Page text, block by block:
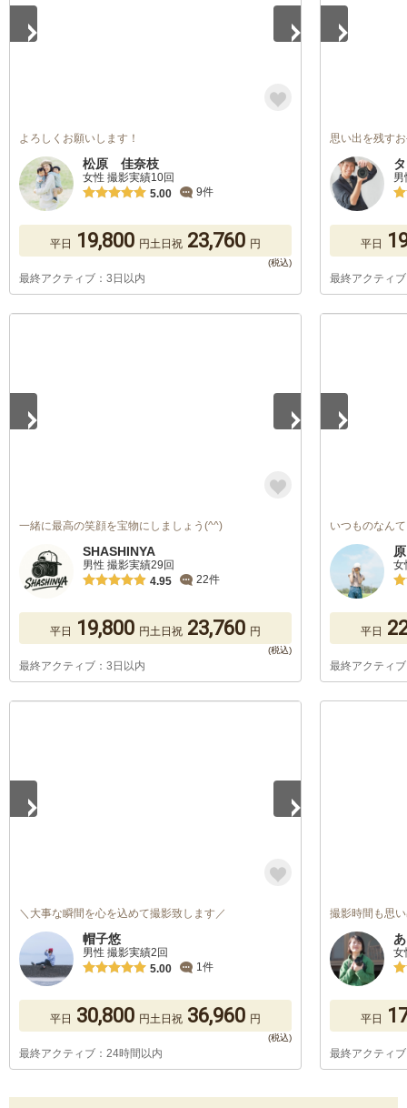
よろしくお願いします！
松原 佳奈枝
女性 撮影実績10回
5.00
9件
平日 19,800 円土日祝 23,760 円
最終アクティブ：3日以内
思い出を残す
平日
最終アクティ
一緒に最高の笑顔を宝物にしましょう(^^)
SHASHINYA
男性 撮影実績29回
4.95
22件
平日 19,800 円土日祝 23,760 円
最終アクティブ：3日以内
いつものなん
女
平日
最終アクティ
＼大事な瞬間を心を込めて撮影致します／
帽子悠
男性 撮影実績2回
5.00
1件
平日 30,800 円土日祝 36,960 円
最終アクティブ：24時間以内
撮影時間も思
女
平日
最終アクティ